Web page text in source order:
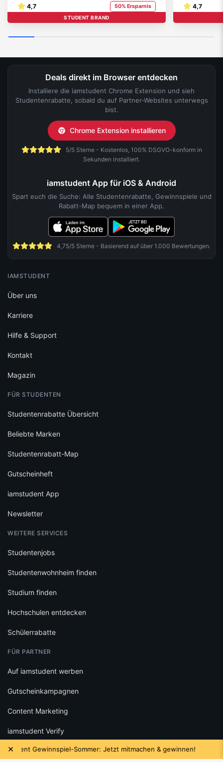
×Gewinnspiel-Sommer: Jetzt mitmachen & gewinnen!
4,7 50% Ersparnis
STUDENT BRAND
4,7
Deals direkt im Browser entdecken
Installiere die iamstudent Chrome Extension und sieh
Studentenrabatte, sobald du auf Partner-Websites unterwegs
bist.
Chrome Extension installieren
5/5 Sterne - Kostenlos, 100% DSGVO-konform in
Sekunden installiert.
iamstudent App für iOS & Android
Spart euch die Suche: Alle Studentenrabatte, Gewinnspiele und
Rabatt-Map bequem in einer App.
4,75/5 Sterne - Basierend auf über 1.000 Bewertungen.
IAMSTUDENT
Über uns
Karriere
Hilfe & Support
Kontakt
Magazin
FÜR STUDENTEN
Studentenrabatte Übersicht
Beliebte Marken
Studentenrabatt-Map
Gutscheinheft
iamstudent App
Newsletter
WEITERE SERVICES
Studentenjobs
Studentenwohnheim finden
Studium finden
Hochschulen entdecken
Schülerrabatte
FÜR PARTNER
Auf iamstudent werben
Gutscheinkampagnen
Content Marketing
iamstudent Verify